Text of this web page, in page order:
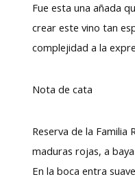
Fue esta una añada
crear este vino tan
complejidad a la
Nota de cata
Reserva de la
maduras rojas, a
En la boca entra